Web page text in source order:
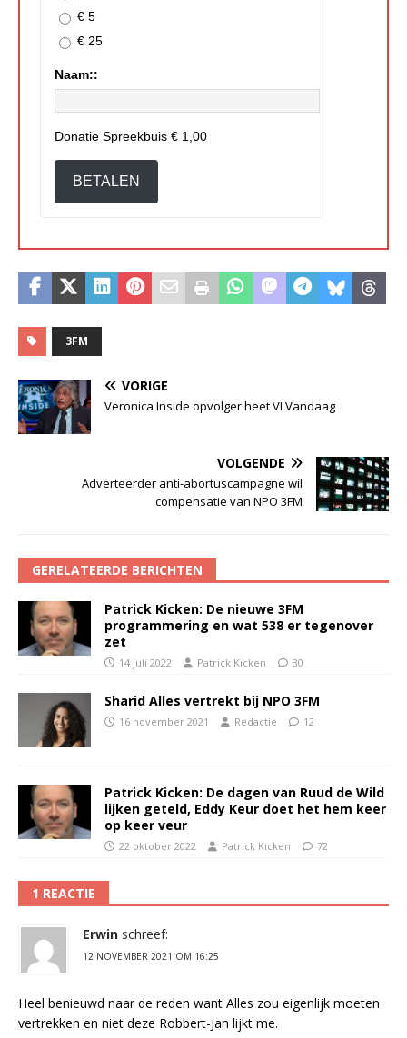
€ 5
€ 25
Naam::
Donatie Spreekbuis € 1,00
BETALEN
3FM
VORIGE
Veronica Inside opvolger heet VI Vandaag
VOLGENDE
Adverteerder anti-abortuscampagne wil
compensatie van NPO 3FM
GERELATEERDE BERICHTEN
Patrick Kicken: De nieuwe 3FM
programmering en wat 538 er tegenover
zet
14 juli 2022 Patrick Kicken 30
Sharid Alles vertrekt bij NPO 3FM
16 november 2021 Redactie 12
Patrick Kicken: De dagen van Ruud de Wild
lijken geteld, Eddy Keur doet het hem keer
op keer veur
22 oktober 2022 Patrick Kicken 72
1 REACTIE
Erwin schreef:
12 NOVEMBER 2021 OM 16:25
Heel benieuwd naar de reden want Alles zou eigenlijk moeten
vertrekken en niet deze Robbert-Jan lijkt me.